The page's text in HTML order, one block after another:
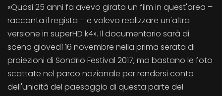
«Quasi 25 anni fa avevo girato un film in quest'area –
racconta il regista – e volevo realizzare un'altra
versione in superHD k4». Il documentario sarà di
scena giovedì 16 novembre nella prima serata di
proiezioni di Sondrio Festival 2017, ma bastano le foto
scattate nel parco nazionale per rendersi conto
dell'unicità del paesaggio di questa parte del